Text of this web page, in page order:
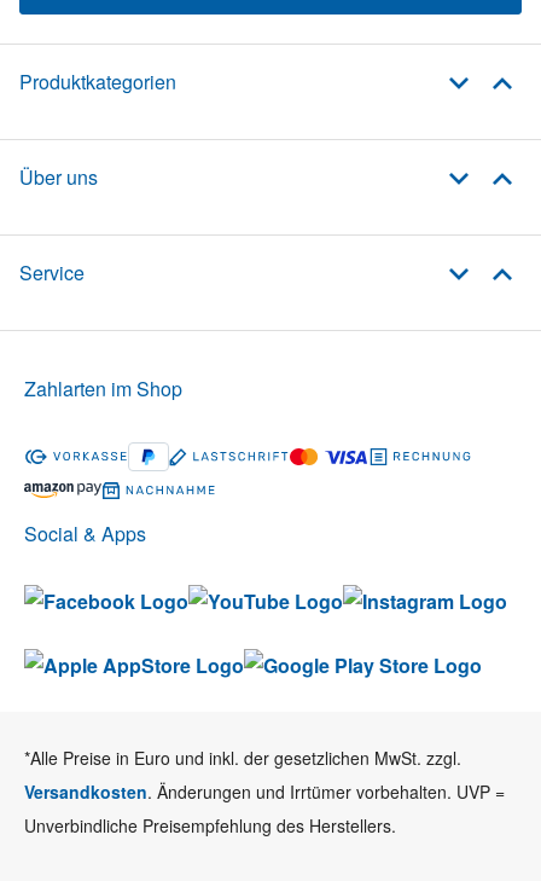
Produktkategorien
Über uns
Service
Social & Apps
Zahlarten im Shop
*Alle Preise in Euro und inkl. der gesetzlichen MwSt. zzgl.
Versandkosten. Änderungen und Irrtümer vorbehalten. UVP =
Unverbindliche Preisempfehlung des Herstellers.